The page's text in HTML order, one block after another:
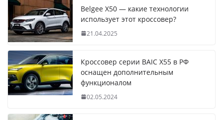
Belgee X50 — какие технологии
использует этот кроссовер?
21.04.2025
Кроссовер серии BAIC X55 в РФ
оснащен дополнительным
функционалом
02.05.2024